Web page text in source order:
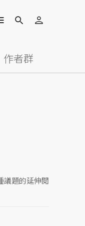
作者群
議題的延伸閱